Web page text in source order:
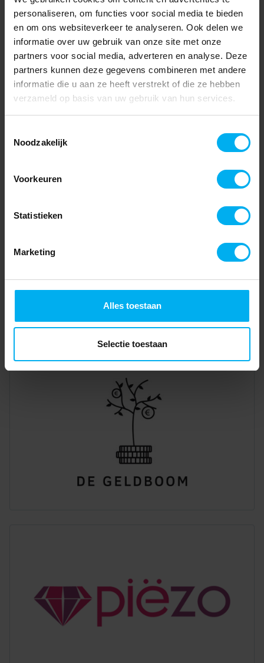
personaliseren, om functies voor social media te bieden
en om ons websiteverkeer te analyseren. Ook delen we
informatie over uw gebruik van onze site met onze
partners voor social media, adverteren en analyse. Deze
partners kunnen deze gegevens combineren met andere
informatie die u aan ze heeft verstrekt of die ze hebben
verzameld op basis van uw gebruik van hun services.
Noodzakelijk
Voorkeuren
Statistieken
Marketing
Alles toestaan
Selectie toestaan